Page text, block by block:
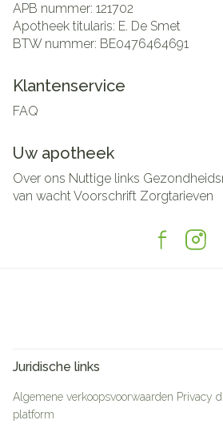
APB nummer: 121702
Apotheek titularis: E. De Smet
BTW nummer: BE0476464691
Klantenservice
FAQ
Uw apotheek
Over ons Nuttige links
van wachtVoorschrift Zorgtarieven
Juridische links
Algemene verkoopsvoorwaarden Privacy
platform